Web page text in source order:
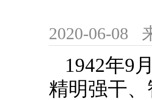
2020-06-08
1942年9
精明强干